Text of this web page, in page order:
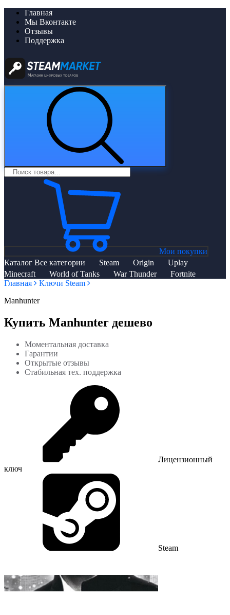
Главная
Мы Вконтакте
Отзывы
Поддержка
Мои покупки
Каталог Все категории Steam Origin
Uplay
Minecraft
World of Tanks War Thunder
Fortnite
Главная
Ключи Steam
Manhunter
Купить Manhunter дешево
Моментальная доставка
Гарантии
Открытые отзывы
Стабильная тех. поддержка
Лицензионный
ключ
Steam